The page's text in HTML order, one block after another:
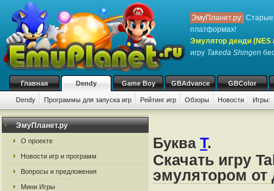
ЭмуПланет.ру: Старые
платформах!
Эмулятор денди (NES
игру Takeda Shingen
Главная Dendy Game Boy GBAdvance GBColor
Dendy Программы для запуска игр Рейтинг игр Обзоры Новости Игры:
ЭмуПланет.ру
О проекте
Новости игр и программ
Вопросы и предложения
Мини Игры
Буква T.
Скачать игру
эмулятором от